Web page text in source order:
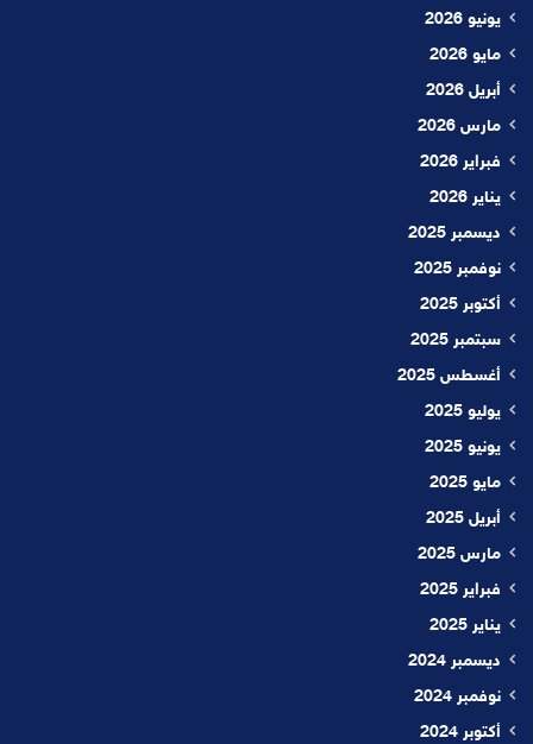
يونيو 2026
مايو 2026
أبريل 2026
مارس 2026
فبراير 2026
يناير 2026
ديسمبر 2025
نوفمبر 2025
أكتوبر 2025
سبتمبر 2025
أغسطس 2025
يوليو 2025
يونيو 2025
مايو 2025
أبريل 2025
مارس 2025
فبراير 2025
يناير 2025
ديسمبر 2024
نوفمبر 2024
أكتوبر 2024